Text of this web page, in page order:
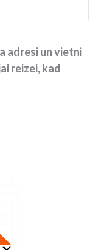
adresi un vietni
reizei, kad